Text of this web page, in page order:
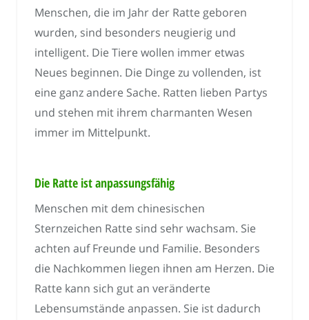
Menschen, die im Jahr der Ratte geboren
wurden, sind besonders neugierig und
intelligent. Die Tiere wollen immer etwas
Neues beginnen. Die Dinge zu vollenden, ist
eine ganz andere Sache. Ratten lieben Partys
und stehen mit ihrem charmanten Wesen
immer im Mittelpunkt.
Die Ratte ist anpassungsfähig
Menschen mit dem chinesischen
Sternzeichen Ratte sind sehr wachsam. Sie
achten auf Freunde und Familie. Besonders
die Nachkommen liegen ihnen am Herzen. Die
Ratte kann sich gut an veränderte
Lebensumstände anpassen. Sie ist dadurch